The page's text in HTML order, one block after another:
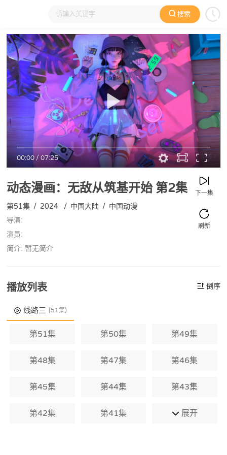
搜索
大家在看 日本动漫 国产动漫 欧美动漫 动漫电影
00:00/07:25
动态漫画：无敌从筑基开始第2集 下一集
刷新
第51集 / 2024 / 中国大陆 / 中国动漫
导演:
演员:
简介: 暂无简介
播放列表 倒序
线路三 (51集)
第51集 第50集 第49集
第48集 第47集 第46集
第45集 第44集 第43集
第42集 第41集 展开